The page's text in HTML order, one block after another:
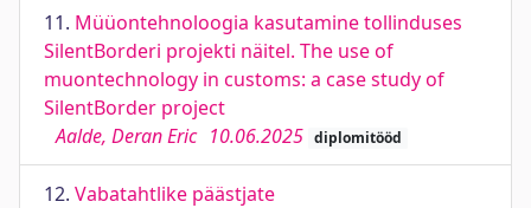
11. Müüontehnoloogia kasutamine tollinduses
SilentBorderi projekti näitel. The use of
muontechnology in customs: a case study of
SilentBorder project
Aalde, Deran Eric 10.06.2025 diplomitööd
12. Vabatahtlike päästjate